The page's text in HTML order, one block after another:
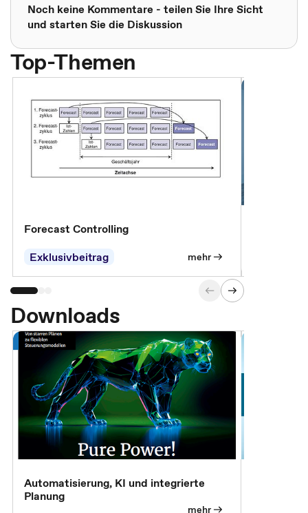
Noch keine Kommentare - teilen Sie Ihre Sicht
und starten Sie die Diskussion
Top-Themen
Forecast Controlling
Exklusivbeitrag
mehr
Downloads
Automatisierung, KI und integrierte
Planung
mehr